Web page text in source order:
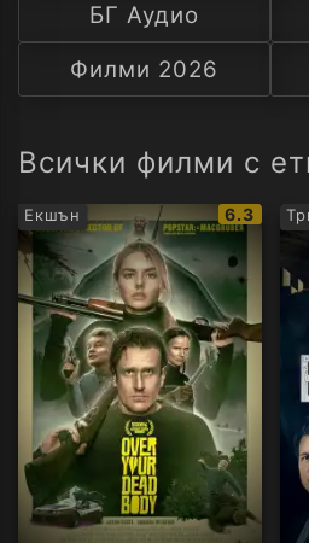
БГ Аудио
Филми 2026
Всички филми с
Екшън
IMDb
рейтинг:
6.3